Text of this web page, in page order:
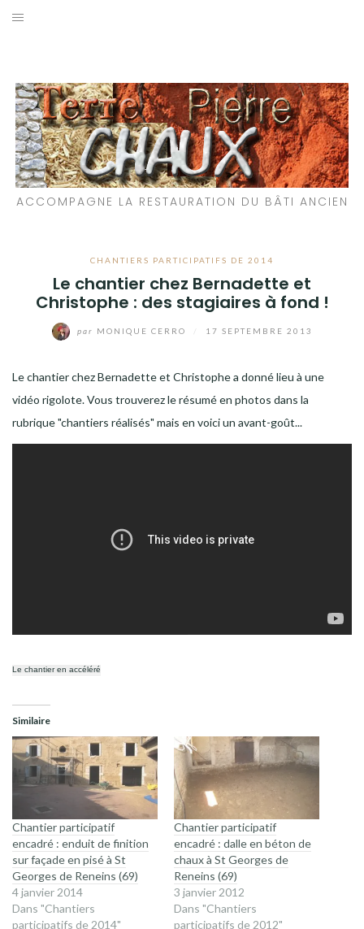
Aller
ACCOMPAGNE LA RESTAURATION DU BÂTI ANCIEN
CHANTIERS PARTICIPATIFS DE 2014
Le chantier chez Bernadette et
Christophe : des stagiaires à fond !
par MONIQUE CERRO 17 SEPTEMBRE 2013
Le chantier chez Bernadette et Christophe a donné lieu à une
vidéo rigolote. Vous trouverez le résumé en photos dans la
rubrique "chantiers réalisés" mais en voici un avant-goût...
Le chantier en accéléré
Similaire
Chantier participatif
encadré : enduit de finition
sur façade en pisé à St
Georges de Reneins (69)
4 janvier 2014
Dans "Chantiers
participatifs de 2014"
Chantier participatif
encadré : dalle en béton de
chaux à St Georges de
Reneins (69)
3 janvier 2012
Dans "Chantiers
participatifs de 2012"
PARTICIPATIFS
CHANTIERS RÉALISÉS
QUE PROPOSONS-NOUS ?